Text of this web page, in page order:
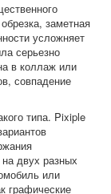
заметная
усложняет
серьезно
в коллаж или
совпадение
типа. Pixiple
двух разных
или
графические